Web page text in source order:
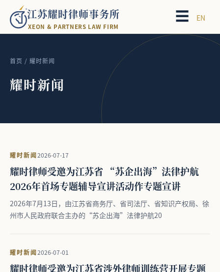
江苏耀时律师事务所
XEON & PARTNERS LAW FIRM
☰ EN
首页 / 耀时新闻
耀时新闻
耀时新闻2026-07-17
耀时律师受邀为江苏省 “苏企出海”法律护航
2026年首场专题辅导宣讲活动作专题宣讲
2026年7月13日，由江苏省商务厅、省司法厅、省知识产权局、徐
州市人民政府联合主办的“苏企出海”法律护航20
耀时新闻2026-07-01
耀时律师受邀为江苏省涉外律师训练营开展专题